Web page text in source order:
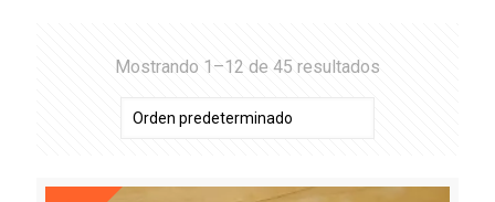
Mostrando 1–12 de 45 resultados